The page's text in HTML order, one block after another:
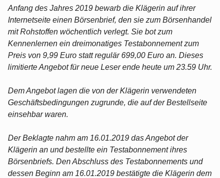
Anfang des Jahres 2019 bewarb die Klägerin auf ihrer
Internetseite einen Börsenbrief, den sie zum Börsenhandel
mit Rohstoffen wöchentlich verlegt. Sie bot zum
Kennenlernen ein dreimonatiges Testabonnement zum
Preis von 9,99 Euro statt regulär 699,00 Euro an. Dieses
limitierte Angebot für neue Leser ende heute um 23.59 Uhr.
Dem Angebot lagen die von der Klägerin verwendeten
Geschäftsbedingungen zugrunde, die auf der Bestellseite
einsehbar waren.
Der Beklagte nahm am 16.01.2019 das Angebot der
Klägerin an und bestellte ein Testabonnement ihres
Börsenbriefs. Den Abschluss des Testabonnements und
dessen Beginn am 16.01.2019 bestätigte die Klägerin dem